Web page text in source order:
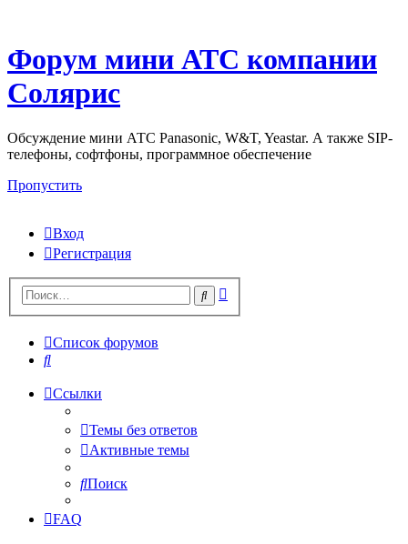
Форум мини АТС компании
Солярис
Обсуждение мини АТС Panasonic, W&T, Yeastar. А также SIP-
телефоны, софтфоны, программное обеспечение
Пропустить
Вход
Регистрация
Поиск
Список форумов
Поиск
Ссылки
Темы без ответов
Активные темы
Поиск
FAQ